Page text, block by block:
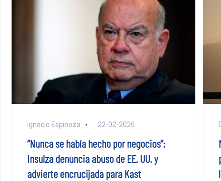
Ignacio Espinoza 22-02-2026
“Nunca se había hecho por negocios”:
Insulza denuncia abuso de EE. UU. y
advierte encrucijada para Kast